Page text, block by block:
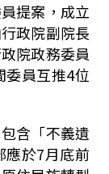
提案，成立
政院副院長
院政務委員
委員互推4位
含「不義遺
應於7月底前